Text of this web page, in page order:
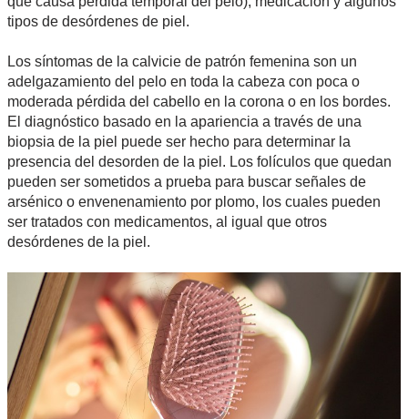
tipos de desórdenes de piel.
Los síntomas de la calvicie de patrón femenina son un
adelgazamiento del pelo en toda la cabeza con poca o
moderada pérdida del cabello en la corona o en los bordes.
El diagnóstico basado en la apariencia a través de una
biopsia de la piel puede ser hecho para determinar la
presencia del desorden de la piel. Los folículos que quedan
pueden ser sometidos a prueba para buscar señales de
arsénico o envenenamiento por plomo, los cuales pueden
ser tratados con medicamentos, al igual que otros
desórdenes de la piel.